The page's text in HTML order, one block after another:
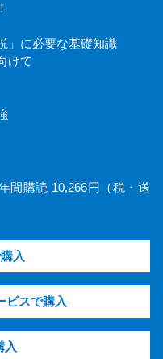
」に必要な基礎知識
けて
間購読 10,266円（税・送
入
ビスで購入
入